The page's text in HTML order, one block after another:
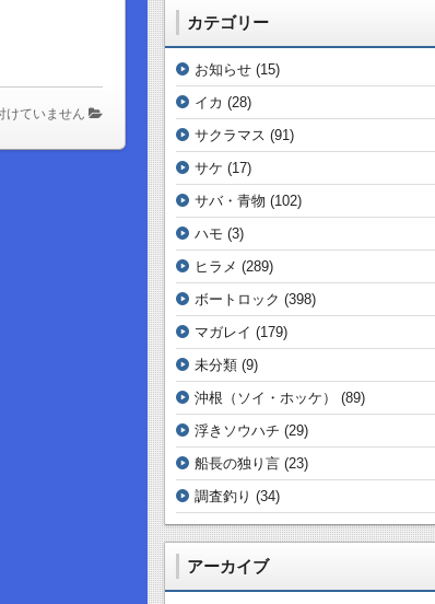
けていません
カテゴリー
お知らせ (15)
イカ (28)
サクラマス (91)
サケ (17)
サバ・青物 (102)
ハモ (3)
ヒラメ (289)
ボートロック (398)
マガレイ (179)
未分類 (9)
沖根（ソイ・ホッケ）
(89)
浮きソウハチ (29)
船長の独り言 (23)
調査釣り (34)
アーカイブ